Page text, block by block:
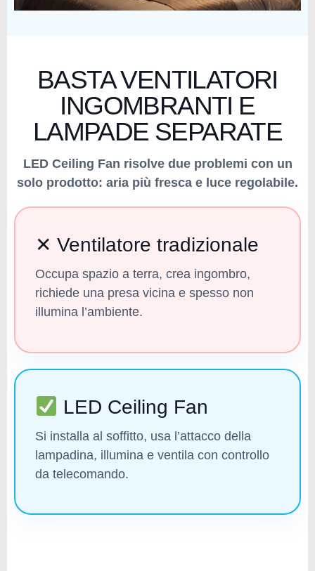
BASTA VENTILATORI
INGOMBRANTI E
LAMPADE SEPARATE
LED Ceiling Fan risolve due problemi con un
solo prodotto: aria più fresca e luce regolabile.
✕ Ventilatore tradizionale
Occupa spazio a terra, crea ingombro,
richiede una presa vicina e spesso non
illumina l’ambiente.
LED Ceiling Fan
Si installa al soffitto, usa l’attacco della
lampadina, illumina e ventila con controllo
da telecomando.